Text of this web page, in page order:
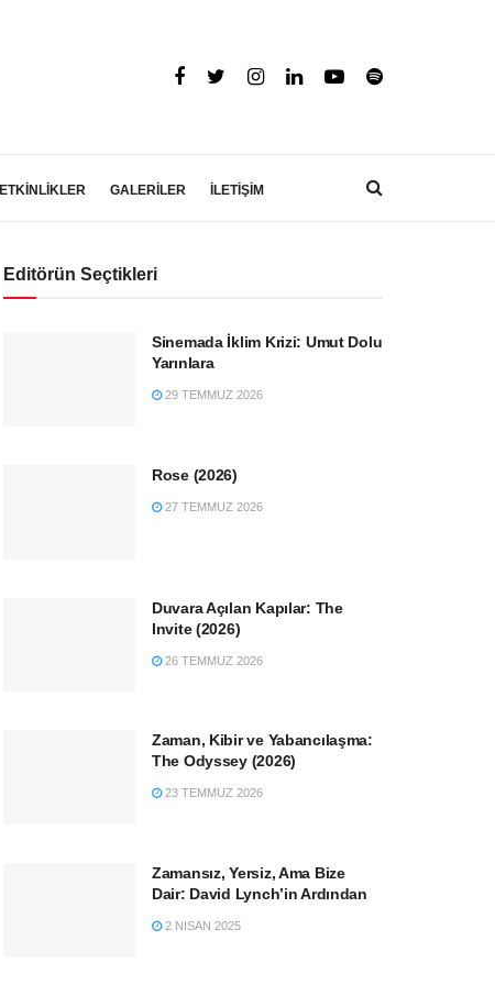
ETKİNLİKLER GALERİLER İLETİŞİM
Editörün Seçtikleri
Sinemada İklim Krizi: Umut Dolu
Yarınlara
29 TEMMUZ 2026
Rose (2026)
27 TEMMUZ 2026
Duvara Açılan Kapılar: The
Invite (2026)
26 TEMMUZ 2026
Zaman, Kibir ve Yabancılaşma:
The Odyssey (2026)
23 TEMMUZ 2026
Zamansız, Yersiz, Ama Bize
Dair: David Lynch’in Ardından
2 NISAN 2025